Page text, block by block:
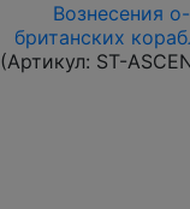
Вознесения
британских
(Артикул: ST-